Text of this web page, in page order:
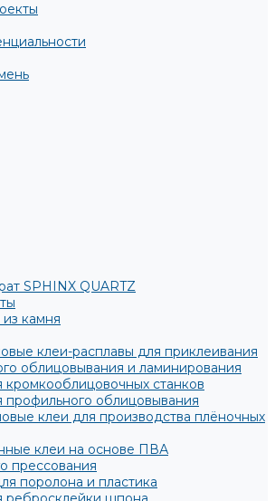
SPHINX QUARTZ
камня
клеи-расплавы для приклеивания
облицовывания и ламинирования
кромкооблицовочных станков
профильного облицовывания
клеи для производства плёночных
клеи на основе ПВА
прессования
поролона и пластика